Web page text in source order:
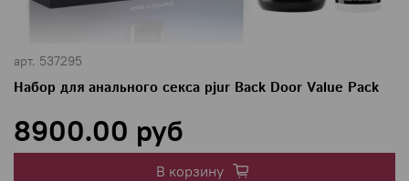
арт. 537295
Набор для анального секса pjur Back Door Value Pack
8900.00 руб
В корзину